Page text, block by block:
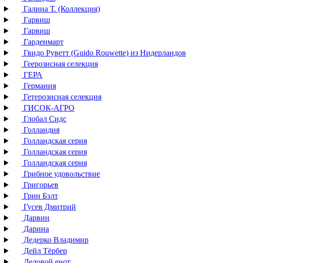
Галина Т. (Коллекция)
Гарвиш
Гарвиш
Гарденмарт
Гвидо Руветт (Guido Rouwette) из Нидерландов
Геерозисная селекция
ГЕРА
Германия
Гетерозисная селекция
ГИСОК-АГРО
Глобал Сидс
Голландия
Голландская серия
Голландская серия
Голландская серия
Грибное удовольствие
Григорьев
Грин Бэлт
Гусев Дмитрий
Дарвин
Дарина
Дедерко Владимир
Дейл Тёрбер